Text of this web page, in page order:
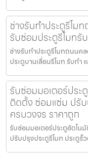
ช่างรับทำประตูรีโม
รับซ่อมประตูรีโมทรั
ช่างรับทำประตูรีโมทถนนค
ประตูบานเลื่อนรีโมท รับทำ
รับซ่อมมอเตอร์ปร
ติดตั้ง ซ่อมแซ่ม ปรับ
ครบวงจร ราคาถูก
รับซ่อมมอเตอร์ประตูอัตโ
ปรับปรุงประตูรีโมท ประตูรั้